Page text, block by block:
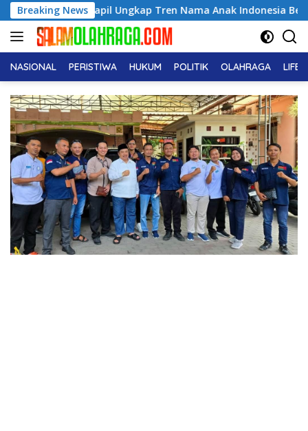
Langsung
ke
konten
Breaking News
Ungkap Tren Nama Anak Indonesia Berubah, Nama Artis
NASIONAL PERISTIWA HUKUM POLITIK OLAHRAGA